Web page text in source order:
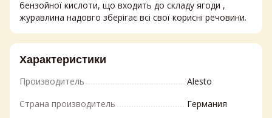
бензойної кислоти, що входить до складу ягоди ,
журавлина надовго зберігає всі свої корисні речовини.
Характеристики
Производитель
Alesto
Страна производитель
Германия